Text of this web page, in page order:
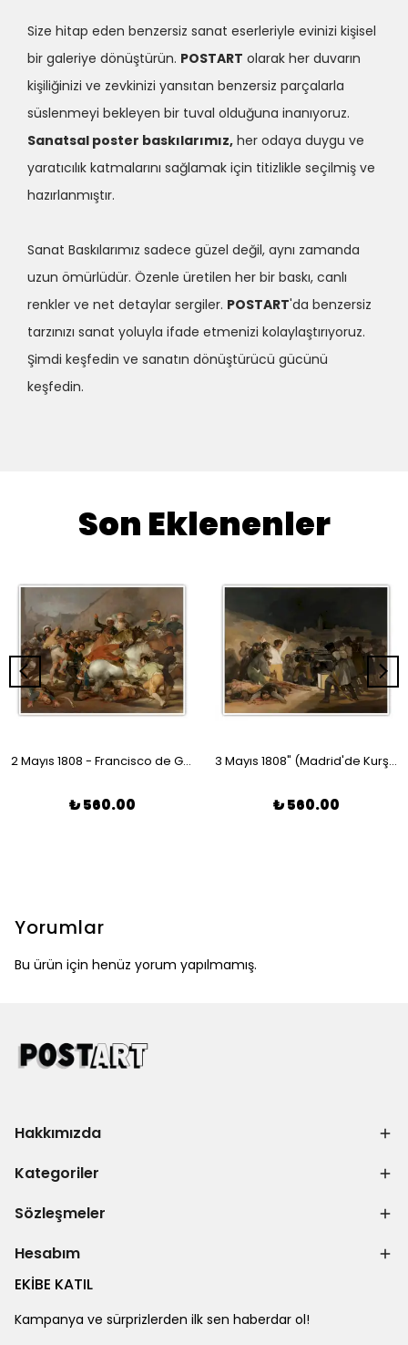
Size hitap eden benzersiz sanat eserleriyle evinizi kişisel
bir galeriye dönüştürün. POSTART olarak her duvarın
kişiliğinizi ve zevkinizi yansıtan benzersiz parçalarla
süslenmeyi bekleyen bir tuval olduğuna inanıyoruz.
Sanatsal poster baskılarımız, her odaya duygu ve
yaratıcılık katmalarını sağlamak için titizlikle seçilmiş ve
hazırlanmıştır.
Sanat Baskılarımız sadece güzel değil, aynı zamanda
uzun ömürlüdür. Özenle üretilen her bir baskı, canlı
renkler ve net detaylar sergiler. POSTART'da benzersiz
tarzınızı sanat yoluyla ifade etmenizi kolaylaştırıyoruz.
Şimdi keşfedin ve sanatın dönüştürücü gücünü
keşfedin.
Son Eklenenler
2 Mayıs 1808 - Francisco de Goya Poster
₺ 560.00
3 Mayıs 1808" (Madrid'de Kurşuna Dizilenler) - Francisco de Goya Poster
₺ 560.00
Yorumlar
Bu ürün için henüz yorum yapılmamış.
Hakkımızda
Kategoriler
Sözleşmeler
Hesabım
EKİBE KATIL
Kampanya ve sürprizlerden ilk sen haberdar ol!